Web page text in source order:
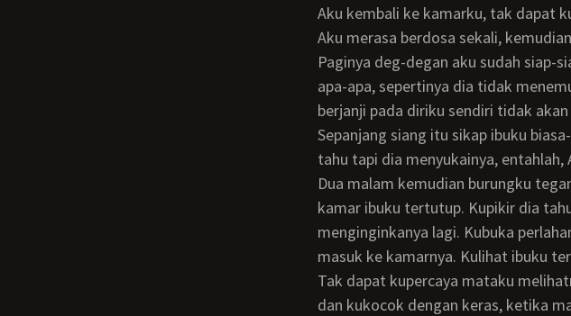
Aku kembali ke kamarku, tak dapat kupercaya kusemprotkan maniku ke tubuh ibuku.
Aku merasa berdosa sekali,
Paginya deg-degan aku sudah siap-siap akan kemarahan ibuku, tapi kok ya… tidak
apa-apa, sepertinya dia tidak
berjanji pada diriku sendiri tidak
Sepanjang siang itu sikap ibuku biasa-bisa saja seperti tidak ada apa-apa. Kupikir dia
tahu tapi dia menyukainya,
Dua malam kemudian burungku tegang lagi. Aku tak bisa tidur lagi, kulihat pintu
kamar ibuku tertutup. Kupikir dia
menginginkanya lagi. Kubuka
masuk ke kamarnya. Kulihat ibuku
Tak dapat kupercaya mataku melihatnya setengah telanjang. Kupegang burungku
dan kukocok dengan keras, ketika